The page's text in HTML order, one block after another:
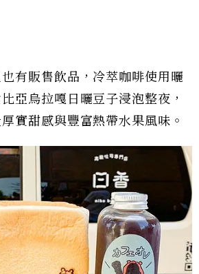
有販售飲品，冷萃咖啡使用曬
亞烏拉嘎日曬豆子浸泡整夜，
實甜感與豐富熱帶水果風味。